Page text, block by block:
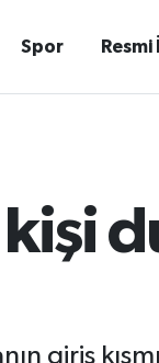
Spor
giriş